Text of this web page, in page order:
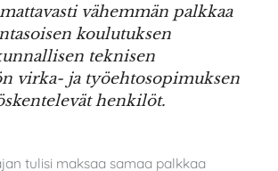
vähemmän palkkaa
koulutuksen
teknisen
virka- ja työehtosopimuksen
henkilöt.
tulisi maksaa samaa palkkaa